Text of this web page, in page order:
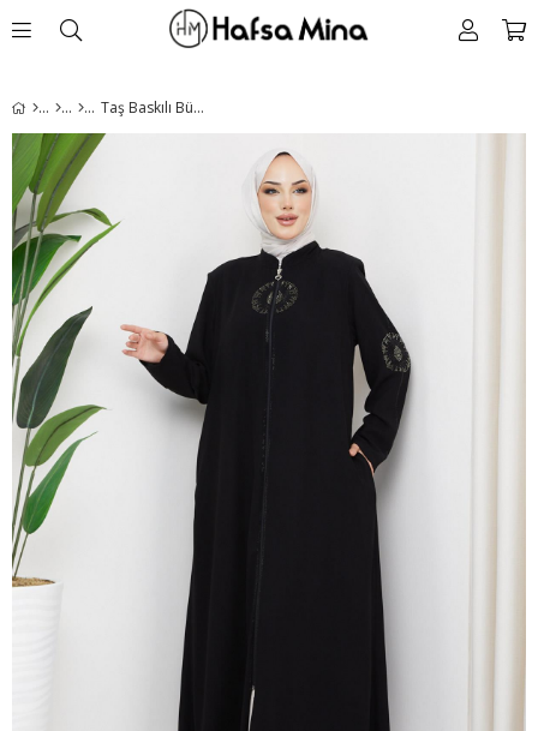
Taş Baskılı Büyük Beden Ferace Siyah HM2309